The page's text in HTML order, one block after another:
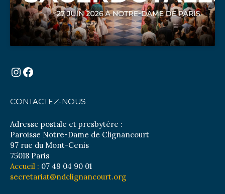
Instagram
Facebook
CONTACTEZ-NOUS
Adresse postale et presbytère :
Paroisse Notre-Dame de Clignancourt
97 rue du Mont-Cenis
75018 Paris
Accueil : 07 49 04 90 01
secretariat@ndclignancourt.org